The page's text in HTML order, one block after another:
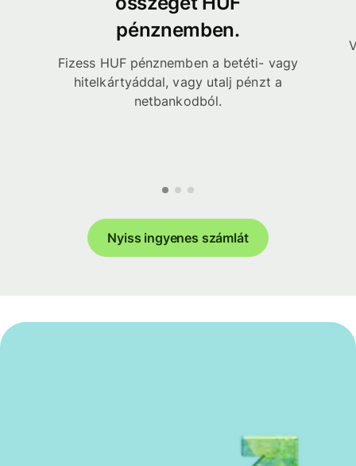
pénznemben.
Fizess HUF pénznemben a betéti- vagy
hitelkártyáddal, vagy utalj pénzt a
netbankodból.
Nyiss ingyenes számlát